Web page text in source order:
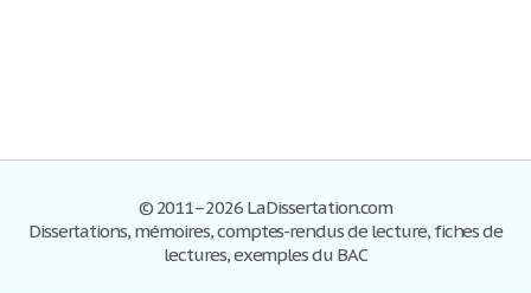
© 2011–2026 LaDissertation.com
Dissertations, mémoires, comptes-rendus de lecture, fiches de
lectures, exemples du BAC